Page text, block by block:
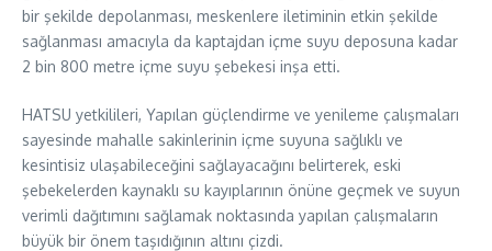
bir şekilde depolanması, meskenlere iletiminin etkin şekilde
sağlanması amacıyla da kaptajdan içme suyu deposuna kadar
2 bin 800 metre içme suyu şebekesi inşa etti.
HATSU yetkilileri, Yapılan güçlendirme ve yenileme çalışmaları
sayesinde mahalle sakinlerinin içme suyuna sağlıklı ve
kesintisiz ulaşabileceğini sağlayacağını belirterek, eski
şebekelerden kaynaklı su kayıplarının önüne geçmek ve suyun
verimli dağıtımını sağlamak noktasında yapılan çalışmaların
büyük bir önem taşıdığının altını çizdi.